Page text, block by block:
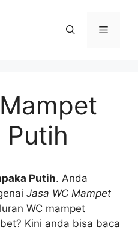
Menu
Putih
Putih. Andа
Jasa WC Mampet
WC mampet
Kіnі аndа bіѕа baca